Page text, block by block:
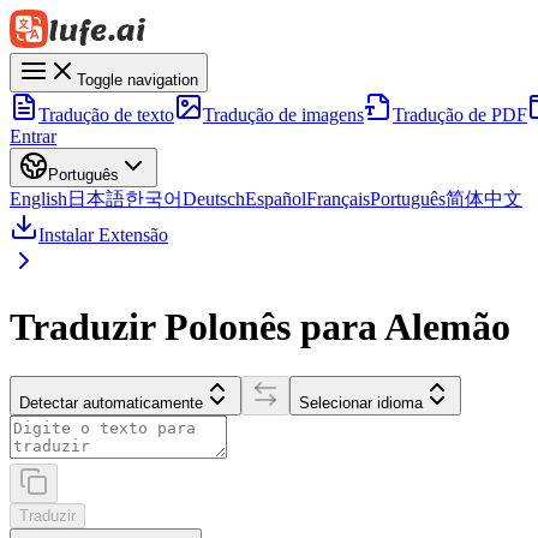
Toggle navigation
Tradução de texto Tradução de imagens Tradução de PDF
Entrar
Português
English 日本語한국어DeutschEspañolFrançaisPortuguês简体中文
Instalar Extensão
Traduzir Polonês para Alemão
Detectar automaticamente Selecionar idioma
Traduzir